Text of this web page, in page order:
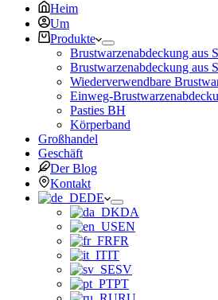
Heim
Um
Produkte
Brustwarzenabdeckung aus
Brustwarzenabdeckung aus
Wiederverwendbare
Einweg-
Pasties BH
Körperband
Großhandel
Geschäft
Der Blog
Kontakt
DE
DA
EN
FR
IT
SV
PT